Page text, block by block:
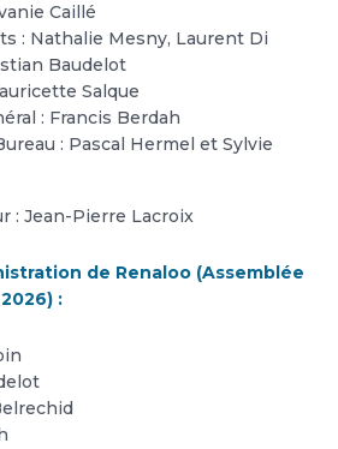
Caillé
: Nathalie Mesny, Laurent Di
Baudelot
Salque
: Francis Berdah
: Pascal Hermel et Sylvie
: Jean-Pierre Lacroix
de Renaloo (Assemblée
: